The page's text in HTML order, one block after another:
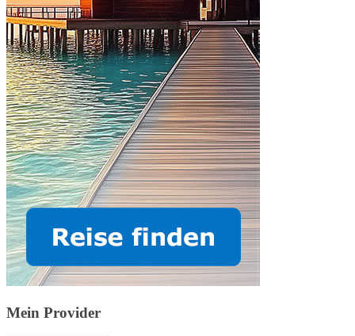
Mein Provider